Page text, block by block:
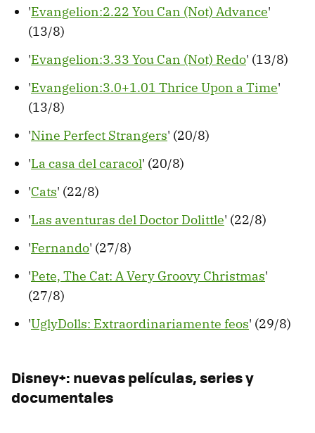
'Evangelion:2.22 You Can (Not) Advance'
(13/8)
'Evangelion:3.33 You Can (Not) Redo' (13/8)
'Evangelion:3.0+1.01 Thrice Upon a Time'
(13/8)
'Nine Perfect Strangers' (20/8)
'La casa del caracol' (20/8)
'Cats' (22/8)
'Las aventuras del Doctor Dolittle' (22/8)
'Fernando' (27/8)
'Pete, The Cat: A Very Groovy Christmas'
(27/8)
'UglyDolls: Extraordinariamente feos' (29/8)
Disney+: nuevas películas, series y
documentales